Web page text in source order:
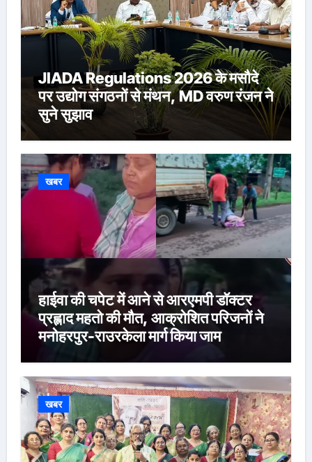
JIADA Regulations 2026 के मसौदे
पर उद्योग संगठनों से मंथन, MD वरुण रंजन ने
सुने सुझाव
खबर
हाईवा की चपेट में आने से आरएमपी डॉक्टर
प्रह्लाद महतो की मौत, आक्रोशित परिजनों ने
मनोहरपुर-राउरकेला मार्ग किया जाम
खबर